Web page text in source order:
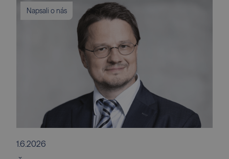
Napsali o nás
1.6.2026